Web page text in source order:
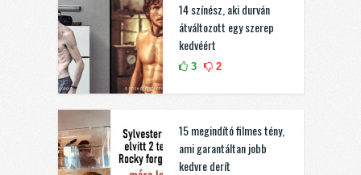
14 színész, aki durván
átváltozott egy szerep
kedvéért
3 2
15 megindító filmes tény,
ami garantáltan jobb
kedvre derít